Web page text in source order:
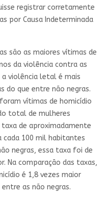
registrar corretamente
por Causa Indeterminada
são as maiores vítimas de
da violência contra as
violência letal é mais
do que entre não negras.
vítimas de homicídio
total de mulheres
taxa de aproximadamente
cada 100 mil habitantes
negras, essa taxa foi de
Na comparação das taxas,
é 1,8 vezes maior
as não negras.